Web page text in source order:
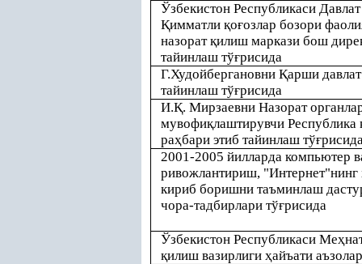
Ўзбекистон Республикаси
Қимматли қоғозлар бозори
назоратқилиш маркази бош
тайинлаш тўғрисида
Г.Худойбергановни Қарши
тайинлаш тўғрисида
И.Қ. Мирзаевни Назорат
мувофиқлаштирувчи
раҳбари этиб тайинлаш тўғ
2001-2005 йилларда компьютер
ривожлантириш, "Интернет"нинг
кириб боришни таъминлаш
чора-тадбирлари тўғрисида
Ўзбекистон Республикаси Меҳ
қилиш вазирлиги ҳайъати